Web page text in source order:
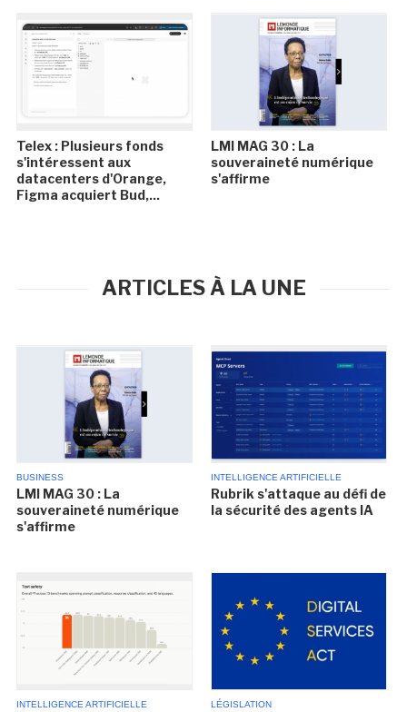
Telex : Plusieurs fonds
s'intéressent aux
datacenters d'Orange,
Figma acquiert Bud,...
LMI MAG 30 : La
souveraineté numérique
s'affirme
ARTICLES À LA UNE
BUSINESS
LMI MAG 30 : La
souveraineté numérique
s'affirme
INTELLIGENCE ARTIFICIELLE
Rubrik s'attaque au défi de
la sécurité des agents IA
INTELLIGENCE ARTIFICIELLE LÉGISLATION